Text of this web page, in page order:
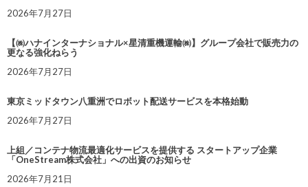
2026年7月27日
【㈱ハナインターナショナル×星清重機運輸㈱】グループ会社で販売力の
更なる強化ねらう
2026年7月27日
東京ミッドタウン八重洲でロボット配送サービスを本格始動
2026年7月27日
上組／コンテナ物流最適化サービスを提供する スタートアップ企業
「OneStream株式会社」への出資のお知らせ
2026年7月21日